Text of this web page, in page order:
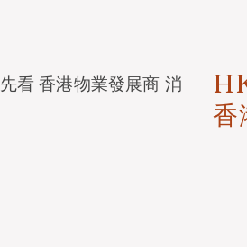
看 香港物業發展商 消
香